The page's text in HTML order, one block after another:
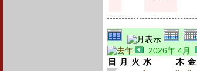
2026年 4月
日
月 火 水 木 金